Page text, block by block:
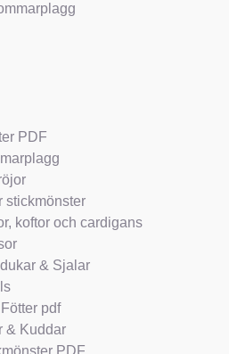
PDF
stickmönster
koftor och cardigans
& Sjalar
pdf
& Kuddar
PDF